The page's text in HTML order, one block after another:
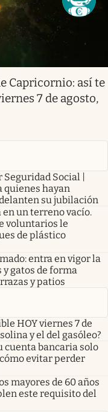
Capricornio: así te
7 de agosto,
Social |
quienes hayan
su jubilación
en un terreno vacío.
voluntarios le
de plástico
entra en vigor la
gatos de forma
y patios
HOY viernes 7 de
y el del gasóleo?
cuenta bancaria solo
evitar perder
mayores de 60 años
este requisito del